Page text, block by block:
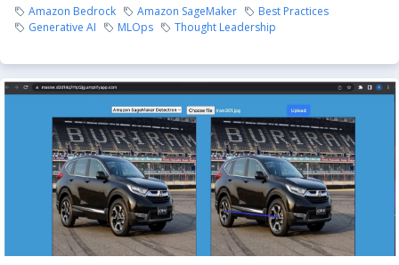
Amazon Bedrock Amazon SageMaker
Best Practices
Generative AI
MLOps Thought Leadership